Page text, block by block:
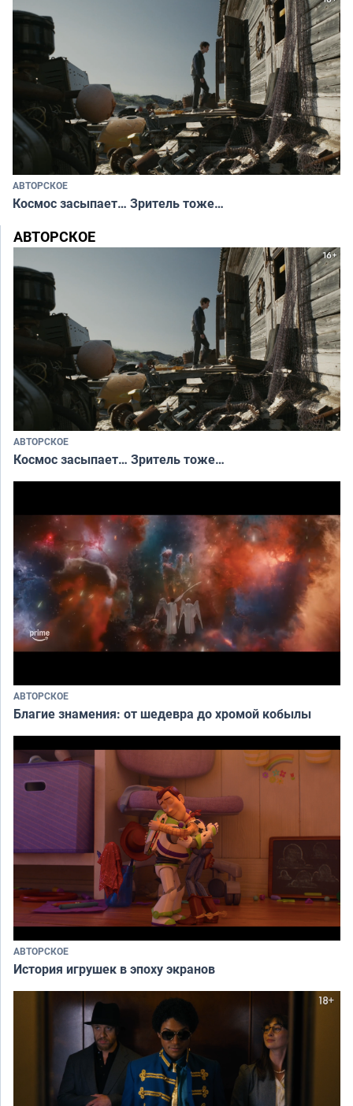
АВТОРСКОЕ
Космос засыпает… Зритель тоже…
АВТОРСКОЕ
АВТОРСКОЕ
Космос засыпает… Зритель тоже…
АВТОРСКОЕ
Благие знамения: от шедевра до хромой кобылы
АВТОРСКОЕ
История игрушек в эпоху экранов